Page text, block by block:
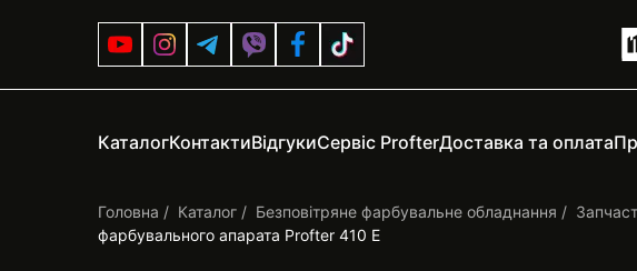
КаталогКонтактиВідгукиСервіс ProfterДоставка та оплата
Головна Каталог Безповітряне фарбувальне обладнання
фарбувального апарата Profter 410 Е